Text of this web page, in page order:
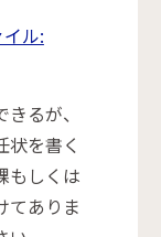
ル:
るが、
を書く
もしくは
てありま